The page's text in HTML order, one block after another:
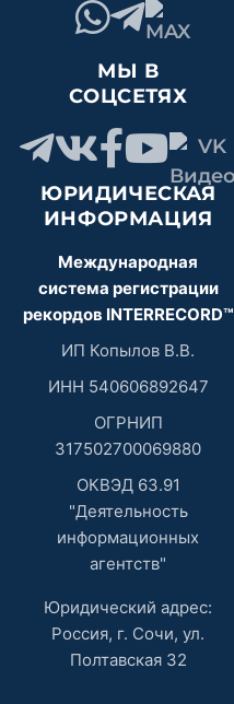
МЫ В
СОЦСЕТЯХ
ЮРИДИЧЕСКАЯ
ИНФОРМАЦИЯ
Международная
система регистрации
рекордов INTERRECORD™
ИП Копылов В.В.
ИНН 540606892647
ОГРНИП
317502700069880
ОКВЭД 63.91
"Деятельность
информационных
агентств"
Юридический адрес:
Россия, г. Сочи, ул.
Полтавская 32